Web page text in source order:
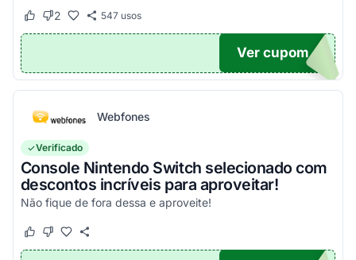
Este cupom funcionou
Este cupom não funcionou
2 547usos
ONTO
Ver cupom
Webfones
Verificado
Console Nintendo Switch selecionado com
descontos incríveis para aproveitar!
Não fique de fora dessa e aproveite!
Este cupom funcionou
Este cupom não funcionou